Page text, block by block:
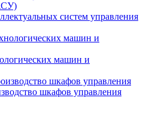
систем управления
машин и
шкафов управления